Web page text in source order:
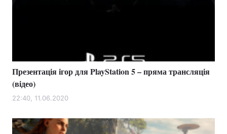
Презентація ігор для PlayStation 5 – пряма трансляція
(відео)
22:40, 11.06.2020